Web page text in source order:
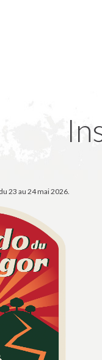
23 au 24 mai 2026.